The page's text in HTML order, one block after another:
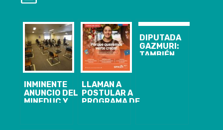
INMINENTE
ANUNCIO DEL
MINEDUC Y
LLAMAN A
POSTULAR A
PROGRAMA DE
DIPUTADA
GAZMURI:
TAMBIÉN